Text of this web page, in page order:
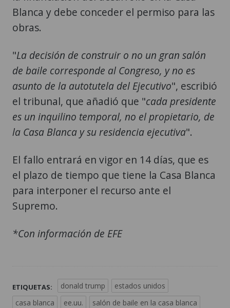
Blanca y debe conceder el permiso para las
obras.
"La decisión de construir o no un gran salón
de baile corresponde al Congreso, y no es
asunto de la autotutela del Ejecutivo", escribió
el tribunal, que añadió que "cada presidente
es un inquilino temporal, no el propietario, de
la Casa Blanca y su residencia ejecutiva".
El fallo entrará en vigor en 14 días, que es
el plazo de tiempo que tiene la Casa Blanca
para interponer el recurso ante el
Supremo.
*Con información de EFE
ETIQUETAS: donald trump
estados unidos
casa blanca
ee.uu.
salón de baile en la casa blanca